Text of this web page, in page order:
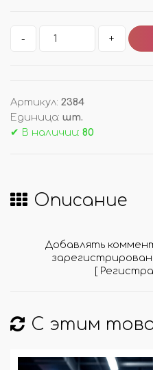
- +
Артикул: 2384
Единица: шт.
✔ В наличии: 80
Описание
Добавлять
[
С этим